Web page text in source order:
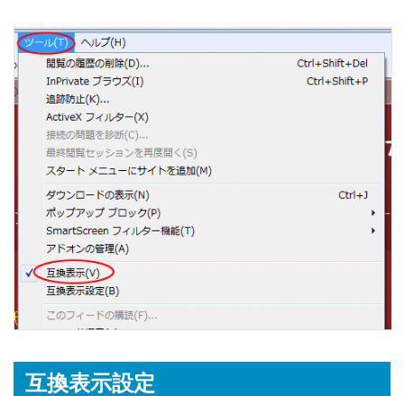
互換表示設定